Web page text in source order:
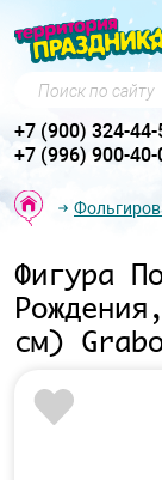
Поиск по сайту
+7 (900) 324-44-
+7 (996) 900-40-
Фигура
см)